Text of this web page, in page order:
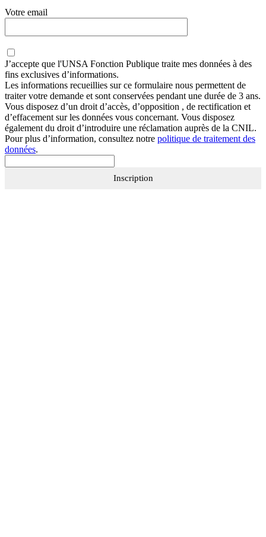
Votre email
J’accepte que l'UNSA Fonction Publique traite mes données à des
fins exclusives d’informations.
Les informations recueillies sur ce formulaire nous permettent de
traiter votre demande et sont conservées pendant une durée de 3 ans.
Vous disposez d’un droit d’accès, d’opposition , de rectification et
d’effacement sur les données vous concernant. Vous disposez
également du droit d’introduire une réclamation auprès de la CNIL.
Pour plus d’information, consultez notre politique de traitement des
données.
Inscription